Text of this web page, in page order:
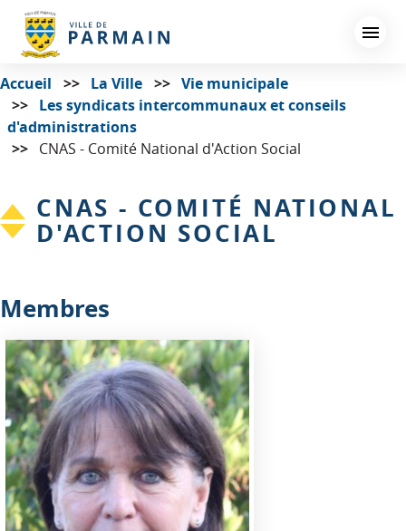
principal
Accueil La Ville
Vie municipale
Les syndicats intercommunaux et conseils
d'administrations
CNAS - Comité National d'Action Social
CNAS - COMITÉ NATIONAL
D'ACTION SOCIAL
Membres